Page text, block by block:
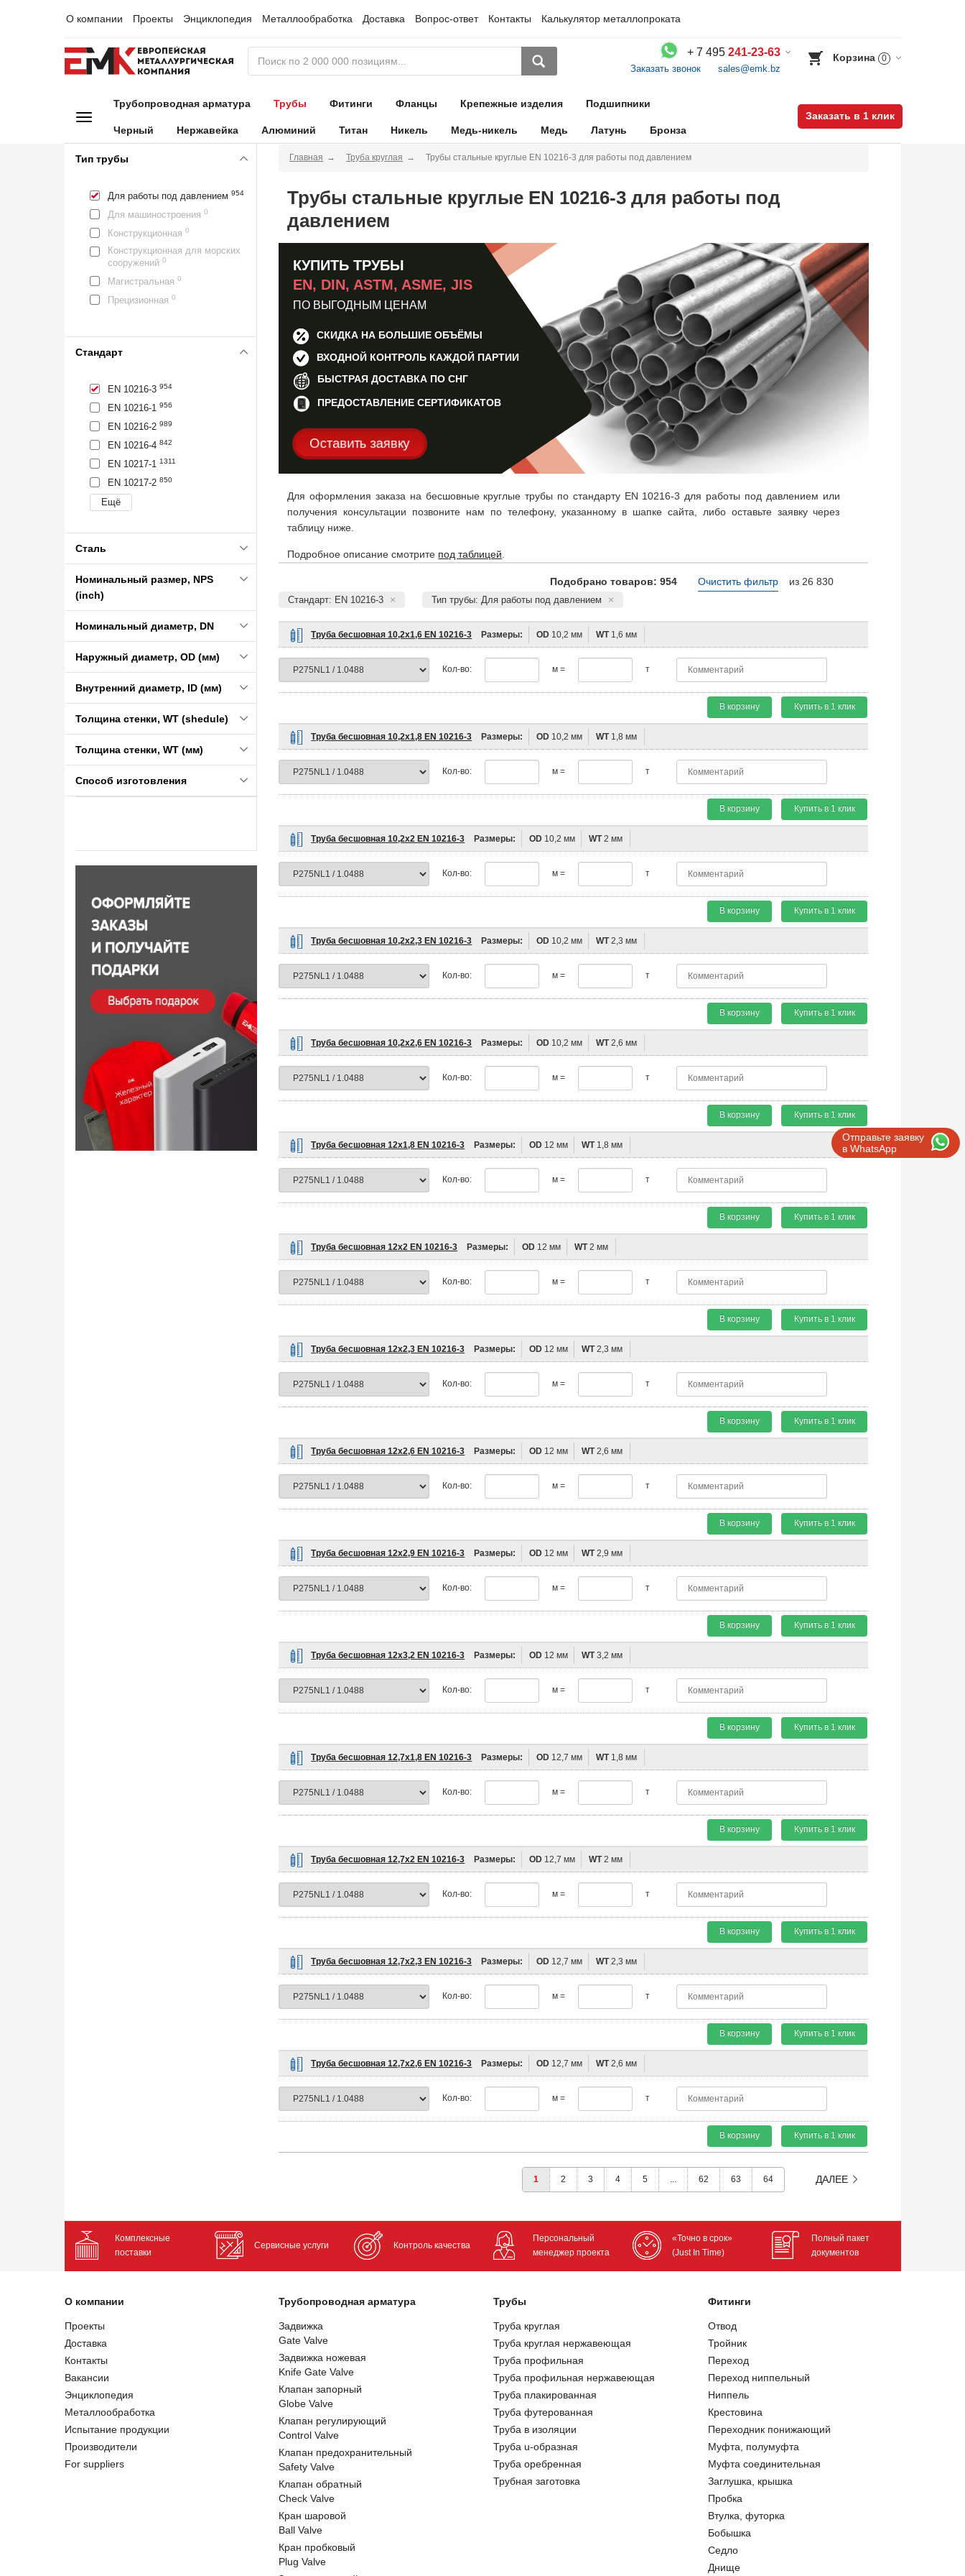
О компании Проекты Энциклопедия Металлообработка Доставка Вопрос-ответ Контакты Калькулятор металлопроката
+ 7 495 241-23-63
Заказать звонок sales@emk.bz
Корзина 0
Трубопроводная арматура Трубы Фитинги Фланцы Крепежные изделия Подшипники
Черный Нержавейка Алюминий Титан Никель Медь-никель Медь Латунь Бронза
Заказать в 1 клик
Отправьте заявку
в WhatsApp
Тип трубы
Для работы под давлением 954
Для машиностроения 0
Конструкционная 0
Конструкционная для морских
сооружений 0
Магистральная 0
Прецизионная 0
Стандарт
EN 10216-3 954
EN 10216-1 956
EN 10216-2 989
EN 10216-4 842
EN 10217-1 1311
EN 10217-2 850
Сталь
Номинальный размер, NPS
(inch)
Номинальный диаметр, DN
Наружный диаметр, OD (мм)
Внутренний диаметр, ID (мм)
Толщина стенки, WT (shedule)
Толщина стенки, WT (мм)
Способ изготовления
Главная Труба круглая Трубы стальные круглые EN 10216-3 для работы под давлением
Трубы стальные круглые EN 10216-3 для работы под
давлением
КУПИТЬ ТРУБЫ
EN, DIN, ASTM, ASME, JIS
ПО ВЫГОДНЫМ ЦЕНАМ
СКИДКА НА БОЛЬШИЕ ОБЪЁМЫ
ВХОДНОЙ КОНТРОЛЬ КАЖДОЙ ПАРТИИ
БЫСТРАЯ ДОСТАВКА ПО СНГ
ПРЕДОСТАВЛЕНИЕ СЕРТИФИКАТОВ
Оставить заявку
Для оформления заказа на бесшовные круглые трубы по стандарту EN 10216-3 для работы под давлением или
получения консультации позвоните нам по телефону, указанному в шапке сайта, либо оставьте заявку через
таблицу ниже.
Подробное описание смотрите под таблицей
Подобрано товаров: 954 из 26 830
Очистить фильтр
Стандарт: EN 10216-3 Тип трубы: Для работы под давлением
Труба бесшовная 10,2х1,6 EN 10216-3 Размеры: OD 10,2 мм WT1,6 мм
Кол-во: м = т
В корзину Купить в 1 клик
Труба бесшовная 10,2х1,8 EN 10216-3 Размеры: OD 10,2 мм WT1,8 мм
Кол-во: м = т
В корзину Купить в 1 клик
Труба бесшовная 10,2х2 EN 10216-3 Размеры: OD 10,2 мм WT2 мм
Кол-во: м = т
В корзину Купить в 1 клик
Труба бесшовная 10,2х2,3 EN 10216-3 Размеры: OD 10,2 мм WT2,3 мм
Кол-во: м = т
В корзину Купить в 1 клик
Труба бесшовная 10,2х2,6 EN 10216-3 Размеры: OD 10,2 мм WT2,6 мм
Кол-во: м = т
В корзину Купить в 1 клик
Труба бесшовная 12х1,8 EN 10216-3 Размеры: OD 12 мм WT1,8 мм
Кол-во: м = т
В корзину Купить в 1 клик
Труба бесшовная 12х2 EN 10216-3 Размеры: OD 12 мм WT2 мм
Кол-во: м = т
В корзину Купить в 1 клик
Труба бесшовная 12х2,3 EN 10216-3 Размеры: OD 12 мм WT2,3 мм
Кол-во: м = т
В корзину Купить в 1 клик
Труба бесшовная 12х2,6 EN 10216-3 Размеры: OD 12 мм WT2,6 мм
Кол-во: м = т
В корзину Купить в 1 клик
Труба бесшовная 12х2,9 EN 10216-3 Размеры: OD 12 мм WT2,9 мм
Кол-во: м = т
В корзину Купить в 1 клик
Труба бесшовная 12х3,2 EN 10216-3 Размеры: OD 12 мм WT3,2 мм
Кол-во: м = т
В корзину Купить в 1 клик
Труба бесшовная 12,7х1,8 EN 10216-3 Размеры: OD 12,7 мм WT1,8 мм
Кол-во: м = т
В корзину Купить в 1 клик
Труба бесшовная 12,7х2 EN 10216-3 Размеры: OD 12,7 мм WT2 мм
Кол-во: м = т
В корзину Купить в 1 клик
Труба бесшовная 12,7х2,3 EN 10216-3 Размеры: OD 12,7 мм WT2,3 мм
Кол-во: м = т
В корзину Купить в 1 клик
Труба бесшовная 12,7х2,6 EN 10216-3 Размеры: OD 12,7 мм WT2,6 мм
Кол-во: м = т
В корзину Купить в 1 клик
1 2 3 4 5 ... 62 63 64 ДАЛЕЕ
Комплексные
поставки
Сервисные услуги Контроль качества
Персональный
менеджер проекта
«Точно в срок»
(Just In Time)
Полный пакет
документов
О компании
Проекты
Доставка
Контакты
Вакансии
Энциклопедия
Металлообработка
Испытание продукции
Производители
For suppliers
Трубопроводная арматура
Задвижка
Gate Valve
Задвижка ножевая
Knife Gate Valve
Клапан запорный
Globe Valve
Клапан регулирующий
Control Valve
Клапан предохранительный
Safety Valve
Клапан обратный
Check Valve
Кран шаровой
Ball Valve
Кран пробковый
Plug Valve
Трубы
Труба круглая
Труба круглая нержавеющая
Труба профильная
Труба профильная нержавеющая
Труба плакированная
Труба футерованная
Труба в изоляции
Труба u-образная
Труба оребренная
Трубная заготовка
Фитинги
Отвод
Тройник
Переход
Переход ниппельный
Ниппель
Крестовина
Переходник понижающий
Муфта, полумуфта
Муфта соединительная
Заглушка, крышка
Пробка
Втулка, футорка
Бобышка
Седло
Днище